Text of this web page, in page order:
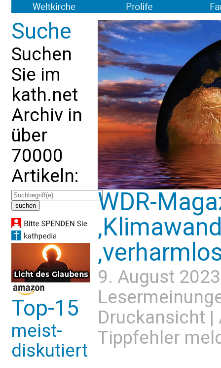
Suche
Suchen
Sie im
kath.net
Archiv in
über
70000
Artikeln:
Top-15
meist-
diskutiert
WDR-
9. August
Druckansicht |
Tippfehler